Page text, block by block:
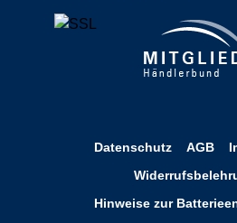
Datenschutz AGB
Hinweise zur